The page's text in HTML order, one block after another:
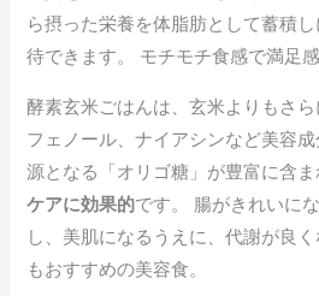
ら摂った栄養を体脂肪として蓄積
待できます。 モチモチ食感で満足
酵素玄米ごはんは、玄米よりもさ
フェノール、ナイアシンなど美容
源となる「オリゴ糖」が豊富に含ま
ケアに効果的です。 腸がきれいに
し、美肌になるうえに、代謝が良
もおすすめの美容食。